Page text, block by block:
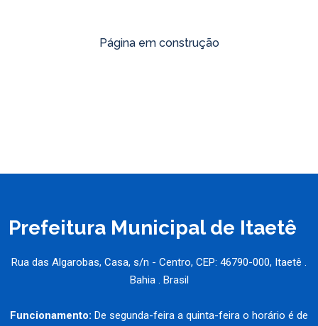
Página em construção
Prefeitura Municipal de Itaetê
Rua das Algarobas, Casa, s/n - Centro, CEP: 46790-000, Itaetê .
Bahia . Brasil
Funcionamento: De segunda-feira a quinta-feira o horário é de